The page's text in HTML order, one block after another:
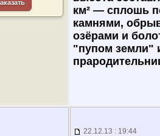
км² — сплошь
камнями,
озёрами и
"пупом земли"
22.12.13 : 19:44